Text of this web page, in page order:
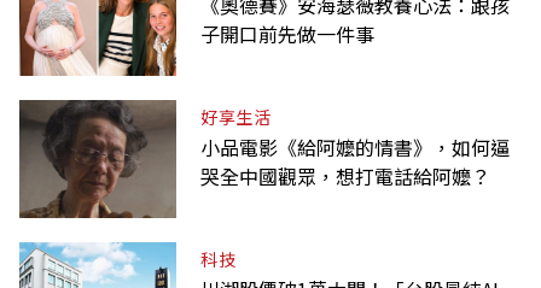
子開口前先做一件事
好享生活
小品電影《給阿嬤的情書》，如何逼
哭全中國觀眾，想打電話給阿嬤？
科技